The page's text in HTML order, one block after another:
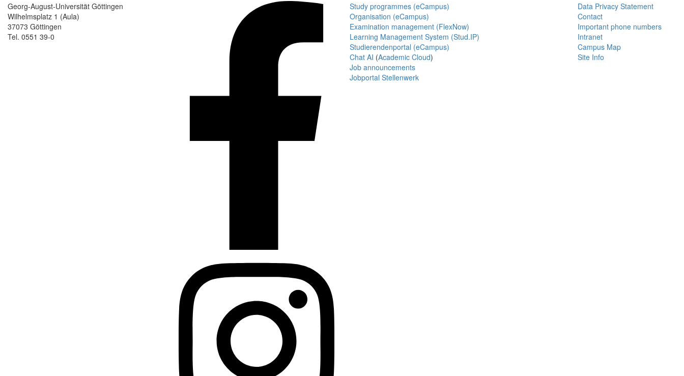
Georg-August-Universität Göttingen
Wilhelmsplatz 1 (Aula)
37073 Göttingen
Tel. 0551 39-0
Study programmes (eCampus)
Organisation (eCampus)
Examination management (FlexNow)
Learning Management System (Stud.IP)
Studierendenportal (eCampus)
Chat AI (Academic Cloud)
Job announcements
Jobportal Stellenwerk
Data Privacy Statement
Contact
Important phone numbers
Intranet
Campus Map
Site Info